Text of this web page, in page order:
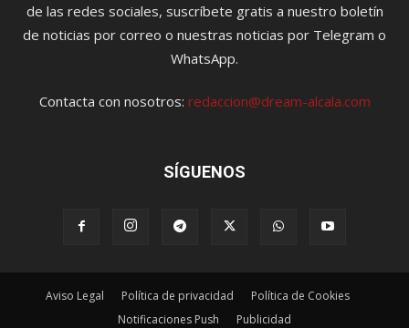
de las redes sociales, suscríbete gratis a nuestro boletín
de noticias por correo o nuestras noticias por Telegram o
WhatsApp.
Contacta con nosotros: redaccion@dream-alcala.com
SÍGUENOS
Aviso Legal Política de privacidad
Política de Cookies
Notificaciones Push
Publicidad